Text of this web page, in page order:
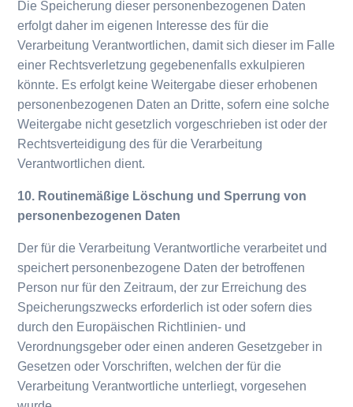
Die Speicherung dieser personenbezogenen Daten
erfolgt daher im eigenen Interesse des für die
Verarbeitung Verantwortlichen, damit sich dieser im Falle
einer Rechtsverletzung gegebenenfalls exkulpieren
könnte. Es erfolgt keine Weitergabe dieser erhobenen
personenbezogenen Daten an Dritte, sofern eine solche
Weitergabe nicht gesetzlich vorgeschrieben ist oder der
Rechtsverteidigung des für die Verarbeitung
Verantwortlichen dient.
10. Routinemäßige Löschung und Sperrung von
personenbezogenen Daten
Der für die Verarbeitung Verantwortliche verarbeitet und
speichert personenbezogene Daten der betroffenen
Person nur für den Zeitraum, der zur Erreichung des
Speicherungszwecks erforderlich ist oder sofern dies
durch den Europäischen Richtlinien- und
Verordnungsgeber oder einen anderen Gesetzgeber in
Gesetzen oder Vorschriften, welchen der für die
Verarbeitung Verantwortliche unterliegt, vorgesehen